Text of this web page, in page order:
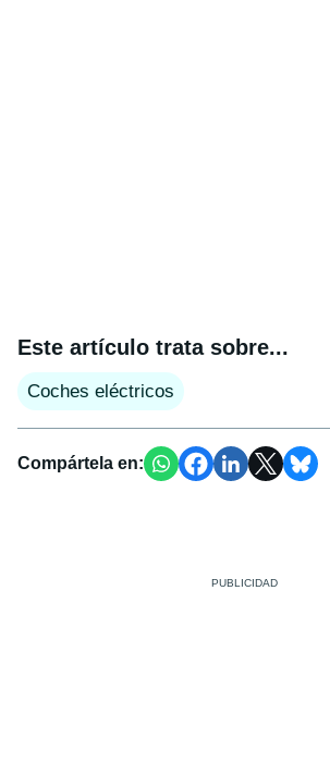
Este artículo trata sobre...
Coches eléctricos
Compártela en: